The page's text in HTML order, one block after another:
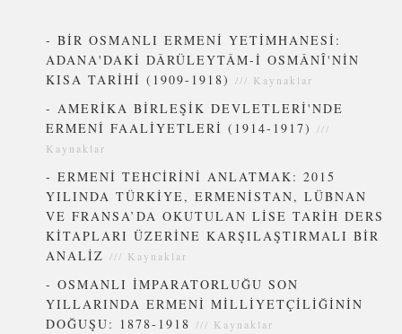
-BİR OSMANLI ERMENİ YETİMHANESİ:
ADANA'DAKİ DÂRÜLEYTÂM-İ OSMÂNÎ'NİN
KISA TARİHİ (1909-1918) /// Kaynaklar
-AMERİKA BİRLEŞİK DEVLETLERİ'NDE
ERMENİ FAALİYETLERİ (1914-1917)///
Kaynaklar
-ERMENİ TEHCİRİNİ ANLATMAK: 2015
YILINDA TÜRKİYE, ERMENİSTAN, LÜBNAN
VE FRANSA’DA OKUTULAN LİSE TARİH DERS
KİTAPLARI ÜZERİNE KARŞILAŞTIRMALI BİR
ANALİZ/// Kaynaklar
-OSMANLI İMPARATORLUĞU SON
YILLARINDA ERMENİ MİLLİYETÇİLİĞİNİN
DOĞUŞU: 1878-1918 /// Kaynaklar